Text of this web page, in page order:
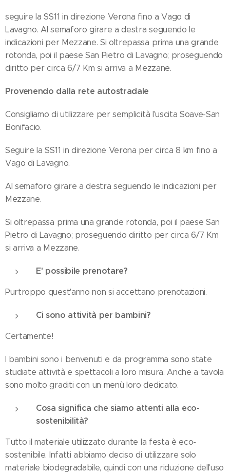
seguire la SS11 in direzione Verona fino a Vago di
Lavagno. Al semaforo girare a destra seguendo le
indicazioni per Mezzane. Si oltrepassa prima una grande
rotonda, poi il paese San Pietro di Lavagno; proseguendo
diritto per circa 6/7 Km si arriva a Mezzane.
Provenendo dalla rete autostradale
Consigliamo di utilizzare per semplicità l'uscita Soave-San
Bonifacio.
Seguire la SS11 in direzione Verona per circa 8 km fino a
Vago di Lavagno.
Al semaforo girare a destra seguendo le indicazioni per
Mezzane.
Si oltrepassa prima una grande rotonda, poi il paese San
Pietro di Lavagno; proseguendo diritto per circa 6/7 Km
si arriva a Mezzane.
E' possibile prenotare?
Purtroppo quest'anno non si accettano prenotazioni.
Ci sono attività per bambini?
Certamente!
I bambini sono i benvenuti e da programma sono state
studiate attività e spettacoli a loro misura. Anche a tavola
sono molto graditi con un menù loro dedicato.
Cosa significa che siamo attenti alla eco-
sostenibilità?
Tutto il materiale utilizzato durante la festa è eco-
sostenibile. Infatti abbiamo deciso di utilizzare solo
materiale biodegradabile, quindi con una riduzione dell'uso